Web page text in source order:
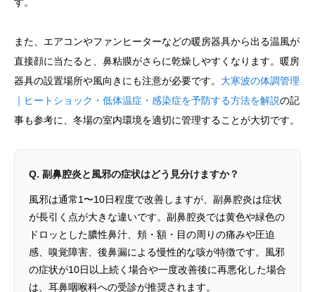
また、エアコンやファンヒーターなどの暖房器具から出る温風が
直接顔に当たると、鼻粘膜がさらに乾燥しやすくなります。暖房
器具の設置場所や風向きにも注意が必要です。 大寒波の体調管理
｜ヒートショック・低体温症・感染症を予防する方法を解説の記
事も参考に、冬場の室内環境を適切に管理することが大切です。
Q. 副鼻腔炎と風邪の症状はどう見分けますか？
風邪は通常1〜10日程度で改善しますが、副鼻腔炎は症状
が長引く点が大きな違いです。副鼻腔炎では黄色や緑色の
ドロッとした膿性鼻汁、頬・額・目の周りの痛みや圧迫
感、嗅覚障害、後鼻漏による慢性的な咳が特徴です。風邪
の症状が10日以上続く場合や一度改善後に再悪化した場合
は、耳鼻咽喉科への受診が推奨されます。